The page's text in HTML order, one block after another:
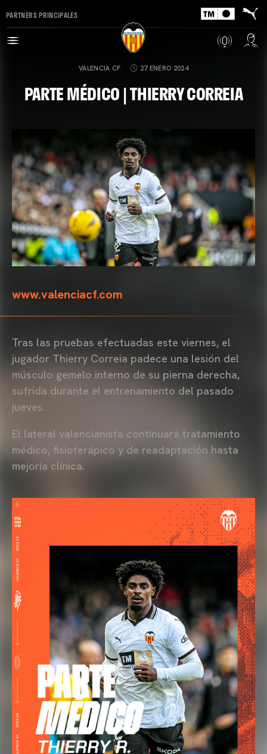
PARTNERS PRINCIPALES
VALENCIA CF 27 ENERO 2024
PARTE MÉDICO | THIERRY CORREIA
www.valenciacf.com
Tras las pruebas efectuadas este viernes, el
jugador Thierry Correia padece una lesión del
músculo gemelo interno de su pierna derecha,
sufrida durante el entrenamiento del pasado
jueves.
El lateral valencianista continuará tratamiento
médico, fisioterápico y de readaptación hasta
mejoría clínica.